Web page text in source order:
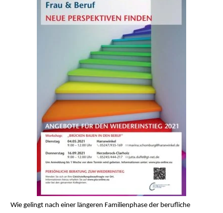
Wie gelingt nach einer längeren Familienphase der berufliche